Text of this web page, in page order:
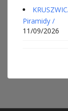
Piramidy /
11/09/2026